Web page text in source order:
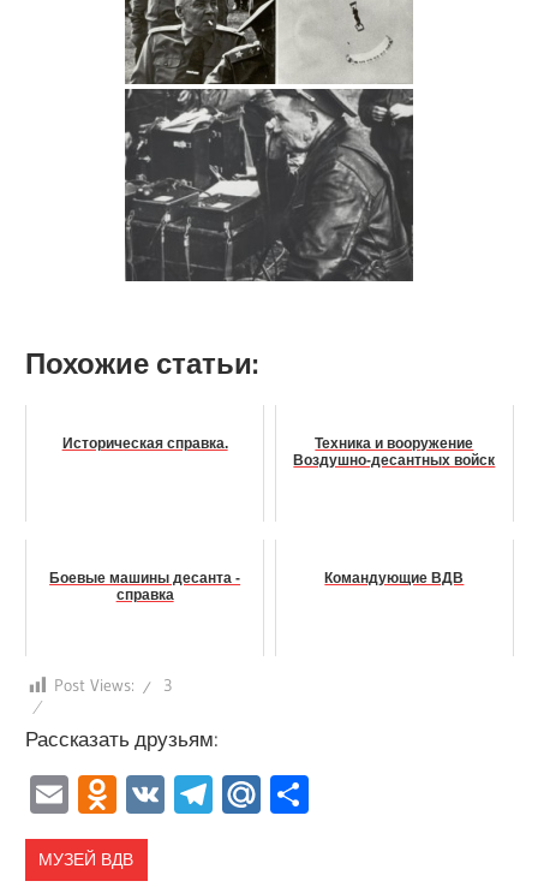
Похожие статьи:
Историческая справка.
Техника и вооружение
Воздушно-десантных войск
Боевые машины десанта -
справка
Командующие ВДВ
Post Views: 3
Рассказать друзьям:
EmailOdnoklassniki
VK Telegram
Mail.Ru
МУЗЕЙ ВДВ